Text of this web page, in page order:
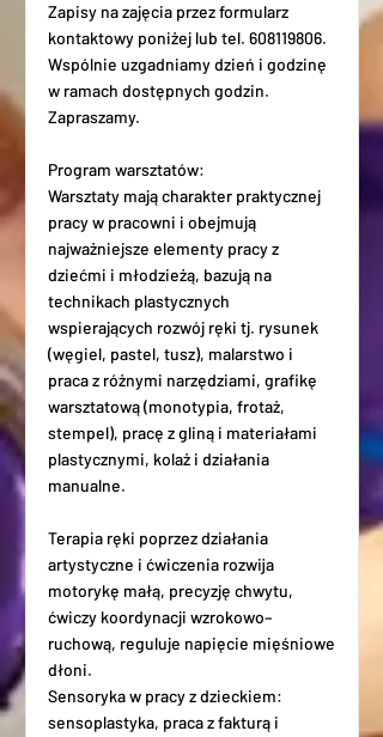
Zapisy na zajęcia przez formularz
kontaktowy poniżej lub tel. 608119806.
Wspólnie uzgadniamy dzień i godzinę
w ramach dostępnych godzin.
Zapraszamy.
Program warsztatów:
Warsztaty mają charakter praktycznej
pracy w pracowni i obejmują
najważniejsze elementy pracy z
dziećmi i młodzieżą, bazują na
technikach plastycznych
wspierających rozwój ręki tj. rysunek
(węgiel, pastel, tusz), malarstwo i
praca z różnymi narzędziami, grafikę
warsztatową (monotypia, frotaż,
stempel), pracę z gliną i materiałami
plastycznymi, kolaż i działania
manualne.
Terapia ręki poprzez działania
artystyczne i ćwiczenia rozwija
motorykę małą, precyzję chwytu,
ćwiczy koordynacji wzrokowo–
ruchową, reguluje napięcie mięśniowe
dłoni.
Sensoryka w pracy z dzieckiem:
sensoplastyka, praca z fakturą i